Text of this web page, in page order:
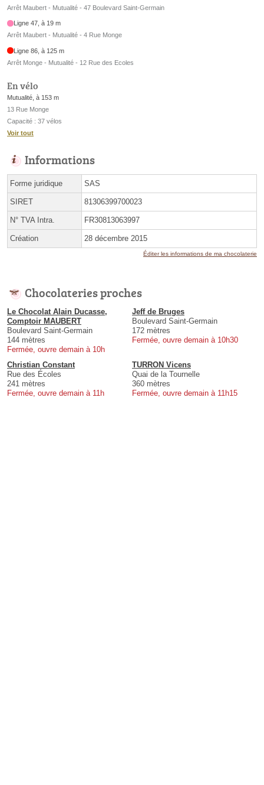
Arrêt Maubert - Mutualité - 47 Boulevard Saint-Germain
Ligne 47, à 19 m
Arrêt Maubert - Mutualité - 4 Rue Monge
Ligne 86, à 125 m
Arrêt Monge - Mutualité - 12 Rue des Ecoles
En vélo
Mutualité, à 153 m
13 Rue Monge
Capacité : 37 vélos
Voir tout
Informations
Forme juridique SAS
SIRET 81306399700023
N° TVA Intra. FR30813063997
Création 28 décembre 2015
Éditer les informations de ma chocolaterie
Chocolateries proches
Le Chocolat Alain Ducasse,
Comptoir MAUBERT
Boulevard Saint-Germain
144 mètres
Fermée, ouvre demain à 10h
Jeff de Bruges
Boulevard Saint-Germain
172 mètres
Fermée, ouvre demain à 10h30
Christian Constant
Rue des Écoles
241 mètres
Fermée, ouvre demain à 11h
TURRON Vicens
Quai de la Tournelle
360 mètres
Fermée, ouvre demain à 11h15